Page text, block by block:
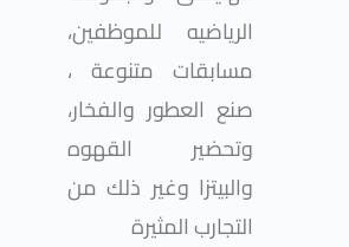
الرياضيه للموظفين،
مسابقات متنوعة ،
صنع العطور والفخار،
وتحضير القهوه
والبيتزا وغير ذلك من
التجارب المثيرة